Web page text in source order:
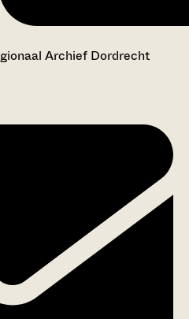
Archief Dordrecht